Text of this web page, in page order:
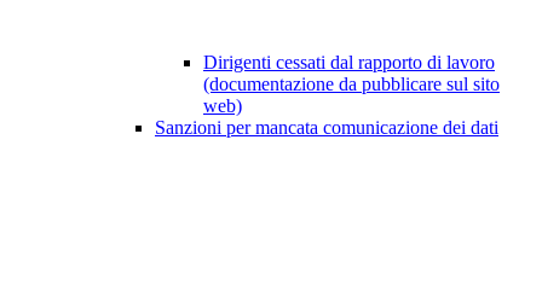
Dirigenti cessati dal rapporto di lavoro
(documentazione da pubblicare sul sito
web)
Sanzioni per mancata comunicazione dei dati